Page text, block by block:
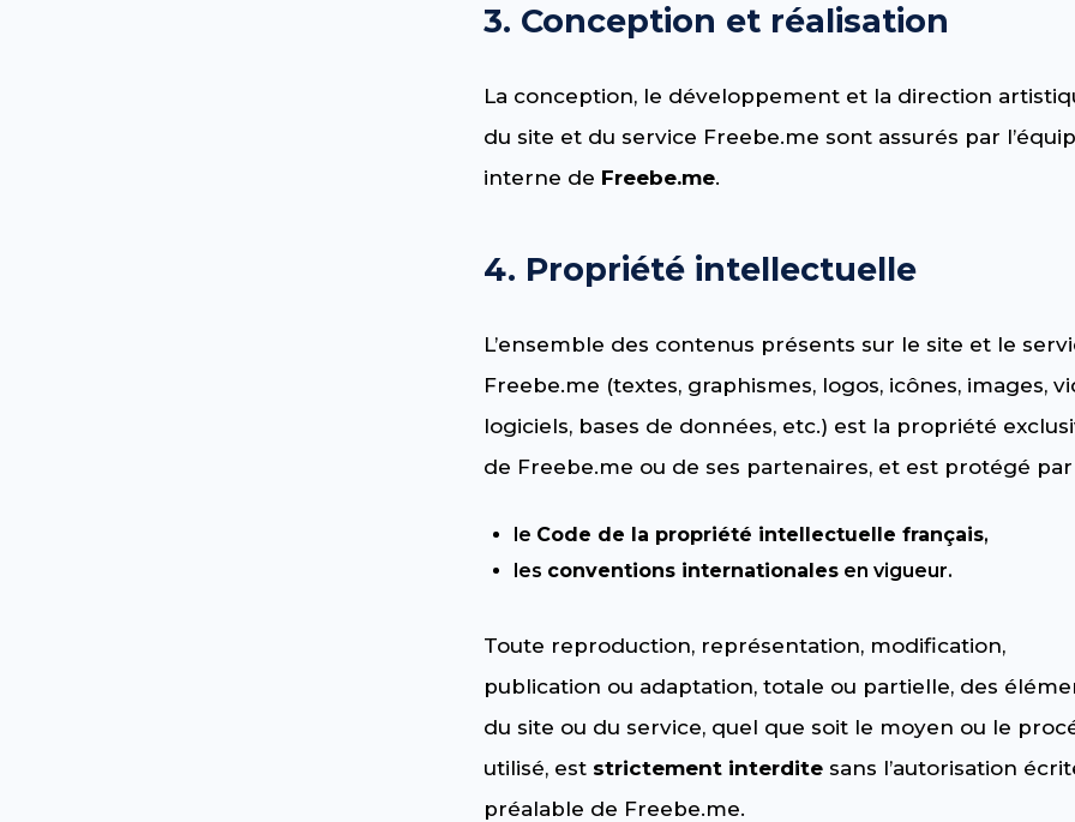
3. Conception et réalisation
La conception, le développement et la direction
du site et du service Freebe.me sont assurés par
interne de Freebe.me.
4. Propriété intellectuelle
L’ensemble des contenus présents sur le site et le
Freebe.me (textes, graphismes, logos, icônes, images,
logiciels, bases de données, etc.) est la propriété
de Freebe.me ou de ses partenaires, et est protégé par
le Code de la propriété intellectuelle français,
les conventions internationales en vigueur.
Toute reproduction, représentation, modification,
publication ou adaptation, totale ou partielle, des
du site ou du service, quel que soit le moyen ou le
utilisé, est strictement interdite sans l’autorisation
préalable de Freebe.me.